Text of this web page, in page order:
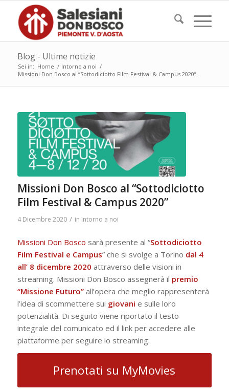
Blog - Ultime notizie
Sei in: Home / Intorno a noi /
Missioni Don Bosco al “Sottodiciotto Film Festival & Campus 2020”...
Missioni Don Bosco al “Sottodiciotto
Film Festival & Campus 2020”
4 Dicembre 2020 / in Intorno a noi
Missioni Don Bosco sarà presente al “Sottodiciotto
Film Festival e Campus” che si svolge a Torino dal 4
all’ 8 dicembre 2020 attraverso delle visioni in
streaming. Missioni Don Bosco assegnerà il premio
“Missione Futuro”all’opera che meglio rappresenterà
l’idea di scommettere sui giovani e sulle loro
potenzialità. Di seguito viene riportato il testo
integrale del comunicato ed il link per accedere alle
piattaforme per seguire lo streaming:
Prenotati su MyMovies